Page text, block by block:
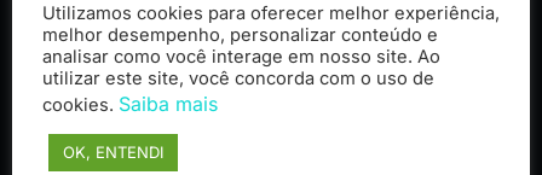
Cases
Utilizamos cookies para oferecer melhor experiência,
melhor desempenho, personalizar conteúdo e
analisar como você interage em nosso site. Ao
utilizar este site, você concorda com o uso de
cookies. Saiba mais
OK, ENTENDI